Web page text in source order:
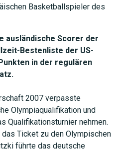
Basketballspieler des
ausländische Scorer der
Bestenliste der US-
in der regulären
2007 verpasste
Olympiaqualifikation und
Qualifikationsturnier nehmen.
Ticket zu den Olympischen
führte das deutsche